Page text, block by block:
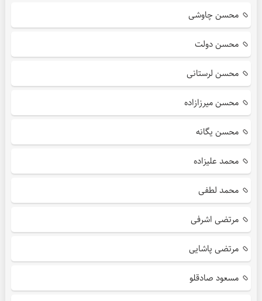
محسن چاوشی
محسن دولت
محسن لرستانی
محسن میرزازاده
محسن یگانه
محمد علیزاده
محمد لطفی
مرتضی اشرفی
مرتضی پاشایی
مسعود صادقلو